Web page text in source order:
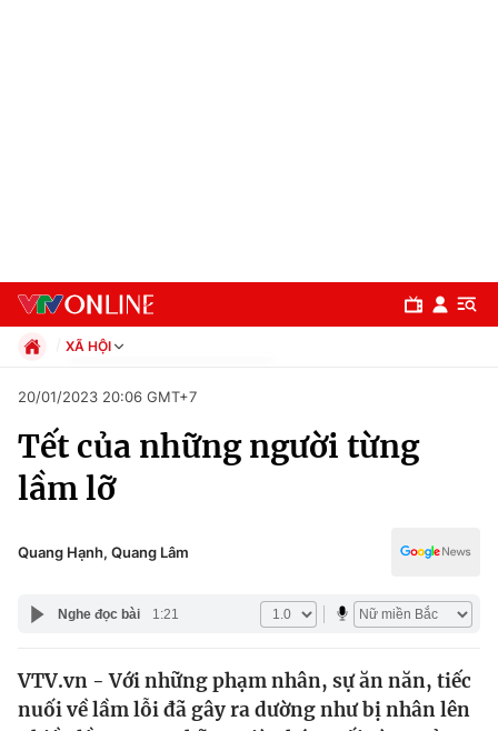
Chuyên mục
Chính trị
Xã hội
Y tế
XÃ HỘI
Xã hội
Pháp luật
Thể thao
Văn hóa - Giải trí
Đời sống
Giáo dục
20/01/2023 20:06 GMT+7
Tết của những người từng
lầm lỡ
Quang Hạnh, Quang Lâm
Nghe đọc bài 1:21
VTV.vn - Với những phạm nhân, sự ăn năn, tiếc
nuối về lầm lỗi đã gây ra dường như bị nhân lên